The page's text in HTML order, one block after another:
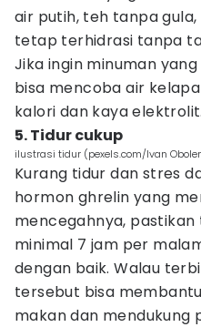
air putih, teh tanpa
tetap terhidrasi tanpa
Jika ingin minuman
bisa mencoba air
kalori dan kaya elektrolit.
5. Tidur cukup
ilustrasi tidur (pexels.com/Ivan
Kurang tidur dan stres
hormon ghrelin yang
mencegahnya,
minimal 7 jam per
dengan baik. Walau
tersebut bisa
makan dan mendukung